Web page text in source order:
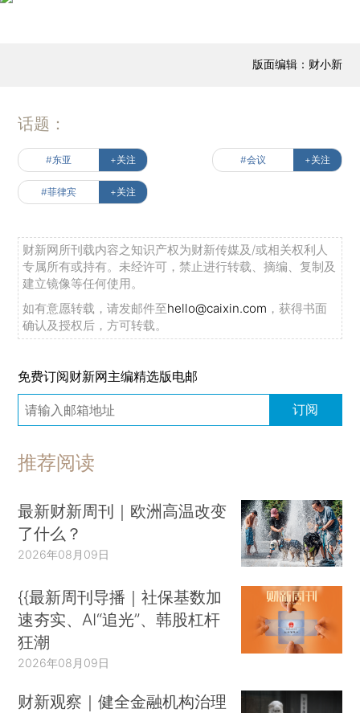
版面编辑：财小新
话题：
#东亚 +关注 #会议 +关注
#菲律宾 +关注
财新网所刊载内容之知识产权为财新传媒及/或相关权利人
专属所有或持有。未经许可，禁止进行转载、摘编、复制及
建立镜像等任何使用。
如有意愿转载，请发邮件至hello@caixin.com ，获得书面
确认及授权后，方可转载。
免费订阅财新网主编精选版电邮
订阅
推荐阅读
最新财新周刊｜欧洲高温改变
了什么？
2026年08月09日
{{最新周刊导播｜社保基数加
速夯实、AI“追光”、韩股杠杆
狂潮
2026年08月09日
财新观察｜健全金融机构治理